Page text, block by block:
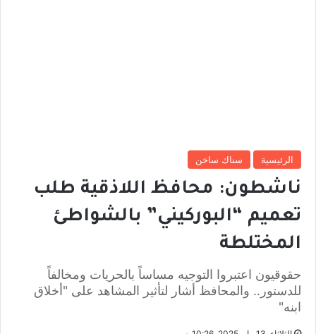
الرئيسية سناك ساخن
ناشطون: محافظ اللاذقية طلب
تعميم “البوركيني” بالشواطئ
المختلطة
حقوقيون اعتبروا التوجيه مساساً بالحريات ومخالفاً
للدستور.. والمحافظ أشار لتأثير المشاهد على "أخلاق
ابنه"